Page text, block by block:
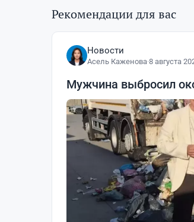
Рекомендации для вас
Новости
Асель Каженова·8 августа
Мужчина выбросил